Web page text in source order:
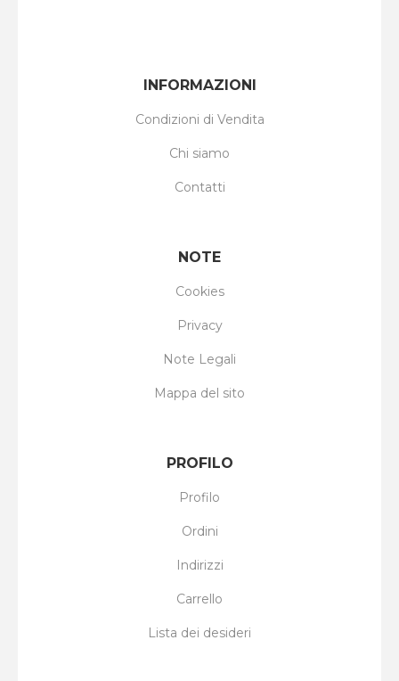
INFORMAZIONI
Condizioni di Vendita
Chi siamo
Contatti
NOTE
Cookies
Privacy
Note Legali
Mappa del sito
PROFILO
Profilo
Ordini
Indirizzi
Carrello
Lista dei desideri